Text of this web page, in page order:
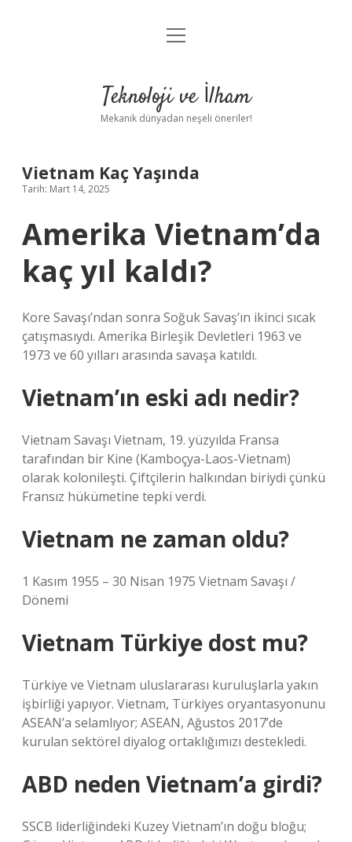
Anasayfa
Yasal Uyarı
menüyü
Teknoloji ve İlham
Mekanik dünyadan neşeli öneriler!
Vietnam Kaç Yaşında
Tarih: Mart 14, 2025
Amerika Vietnam’da
kaç yıl kaldı?
Kore Savaşı’ndan sonra Soğuk Savaş’ın ikinci sıcak
çatışmasıydı. Amerika Birleşik Devletleri 1963 ve
1973 ve 60 yılları arasında savaşa katıldı.
Vietnam’ın eski adı nedir?
Vietnam Savaşı Vietnam, 19. yüzyılda Fransa
tarafından bir Kine (Kamboçya-Laos-Vietnam)
olarak kolonileşti. Çiftçilerin halkından biriydi çünkü
Fransız hükümetine tepki verdi.
Vietnam ne zaman oldu?
1 Kasım 1955 – 30 Nisan 1975 Vietnam Savaşı /
Dönemi
Vietnam Türkiye dost mu?
Türkiye ve Vietnam uluslararası kuruluşlarla yakın
işbirliği yapıyor. Vietnam, Türkiyes oryantasyonunu
ASEAN’a selamlıyor; ASEAN, Ağustos 2017’de
kurulan sektörel diyalog ortaklığımızı destekledi.
ABD neden Vietnam’a girdi?
SSCB liderliğindeki Kuzey Vietnam’ın doğu bloğu;